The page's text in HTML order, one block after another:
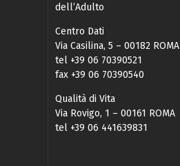
dell’Adulto
Centro Dati
Via Casilina, 5 – 00182 ROMA
tel +39 06 70390521
fax +39 06 70390540
Qualità di Vita
Via Rovigo, 1 – 00161 ROMA
tel +39 06 441639831